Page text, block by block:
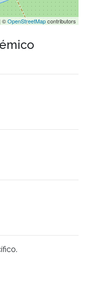
| ©OpenStreetMapcontributors